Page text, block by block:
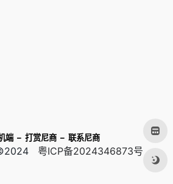
端 – 打赏尼商 – 联系尼商
粤ICP备2024346873号